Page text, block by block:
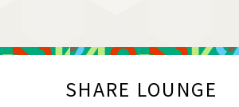
SHARE LOUNGE